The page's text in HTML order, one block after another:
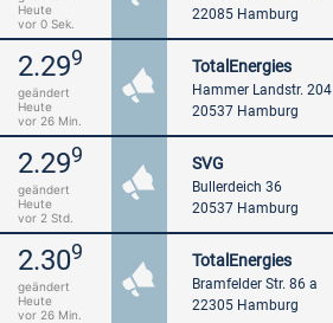
Heute
vor 0 Sek.
22085 Hamburg
2.299
geändert
Heute
vor 26 Min.
TotalEnergies
Hammer Landstr. 204
20537 Hamburg
2.299
geändert
Heute
vor 2 Std.
SVG
Bullerdeich 36
20537 Hamburg
2.309
geändert
Heute
vor 26 Min.
TotalEnergies
Bramfelder Str. 86 a
22305 Hamburg